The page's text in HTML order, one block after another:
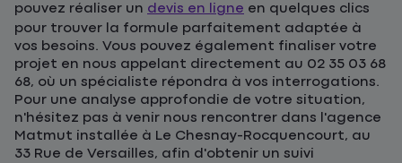
pouvez réaliser un devis en ligne en quelques clics
pour trouver la formule parfaitement adaptée à
vos besoins. Vous pouvez également finaliser votre
projet en nous appelant directement au 02 35 03 68
68, où un spécialiste répondra à vos interrogations.
Pour une analyse approfondie de votre situation,
n'hésitez pas à venir nous rencontrer dans l'agence
Matmut installée à Le Chesnay-Rocquencourt, au
33 Rue de Versailles, afin d'obtenir un suivi